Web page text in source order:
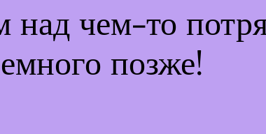
над чем-то
позже!